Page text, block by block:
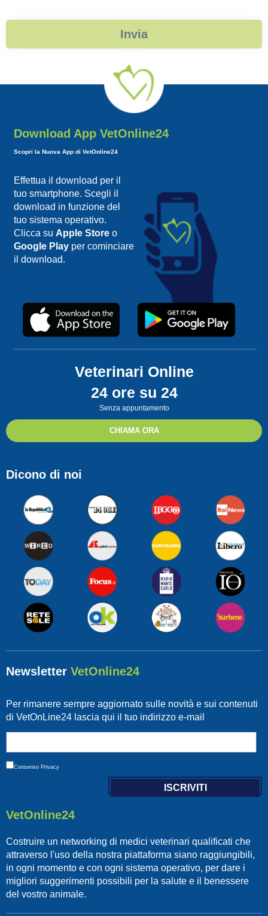
Download App VetOnline24
Scopri la Nuova App di VetOnline24
Effettua il download per il
tuo smartphone. Scegli il
download in funzione del
tuo sistema operativo.
Clicca su Apple Storeo
Google Playper cominciare
il download.
Veterinari Online
24 ore su 24
Senza appuntamento
CHIAMA ORA
Dicono di noi
Newsletter VetOnline24
Per rimanere sempre aggiornato sulle novità e sui contenuti
di VetOnLine24 lascia qui il tuo indirizzo e-mail
Consenso Privacy
VetOnline24
Costruire un networking di medici veterinari qualificati che
attraverso l'uso della nostra piattaforma siano raggiungibili,
in ogni momento e con ogni sistema operativo, per dare i
migliori suggerimenti possibili per la salute e il benessere
del vostro animale.